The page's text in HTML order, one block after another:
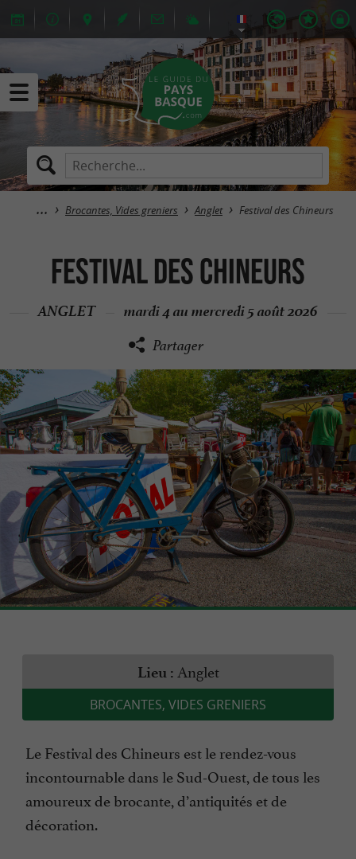
Brocantes, Vides greniers Anglet Festival des Chineurs
Festival des Chineurs
ANGLET mardi 4 au mercredi 5 août 2026
Partager
Lieu : Anglet
BROCANTES, VIDES GRENIERS
Le Festival des Chineurs est le rendez-vous
incontournable dans le Sud-Ouest, de tous les
amoureux de brocante, d’antiquités et de
décoration.